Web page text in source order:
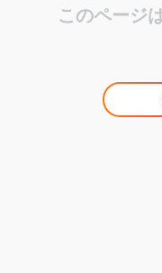
このページ